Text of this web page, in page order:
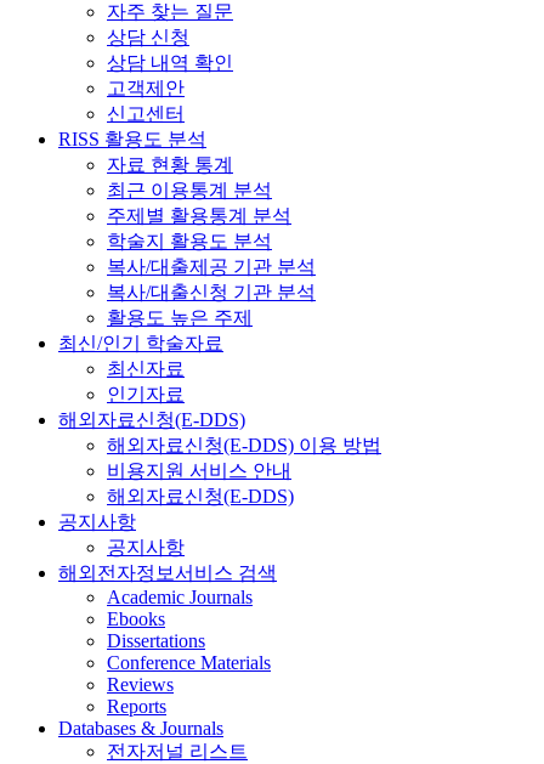
자주 찾는 질문
상담 신청
상담 내역 확인
고객제안
신고센터
RISS 활용도 분석
자료 현황 통계
최근 이용통계 분석
주제별 활용통계 분석
학술지 활용도 분석
복사/대출제공 기관 분석
복사/대출신청 기관 분석
활용도 높은 주제
최신/인기 학술자료
최신자료
인기자료
해외자료신청(E-DDS)
해외자료신청(E-DDS) 이용 방법
비용지원 서비스 안내
해외자료신청(E-DDS)
공지사항
공지사항
해외전자정보서비스 검색
Academic Journals
Ebooks
Dissertations
Conference Materials
Reviews
Reports
Databases & Journals
전자저널 리스트